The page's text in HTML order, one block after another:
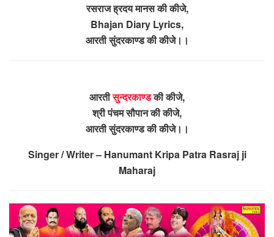
रसराज ह्रदय मानस की कीजे,
Bhajan Diary Lyrics,
आरती सुंदरकाण्ड की कीजे।।
आरतीसुन्दरकाण्डकी कीजे,
श्री पंचम सौपान की कीजे,
आरती सुंदरकाण्ड की कीजे।।
Singer / Writer – Hanumant Kripa Patra Rasraj ji
Maharaj